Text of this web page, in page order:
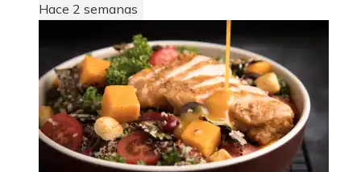
Hace 2 semanas